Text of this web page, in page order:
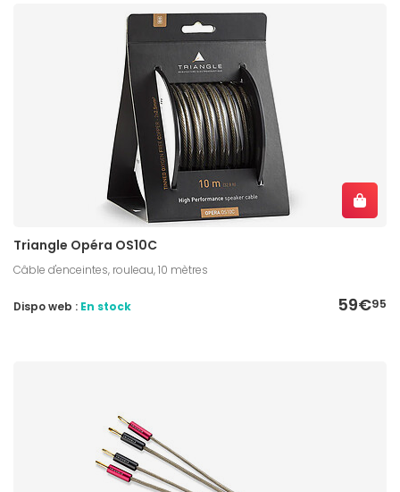
Triangle Opéra OS10C
Câble d'enceintes, rouleau, 10 mètres
59€95
Dispo web : En stock